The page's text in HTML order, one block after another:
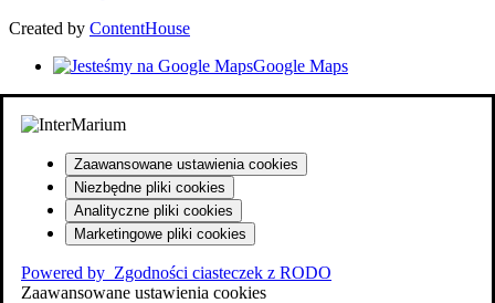
Created by ContentHouse
Google Maps
Zaawansowane ustawienia cookies
Niezbędne pliki cookies
Analityczne pliki cookies
Marketingowe pliki cookies
Powered by Zgodności ciasteczek z RODO
Zaawansowane ustawienia cookies